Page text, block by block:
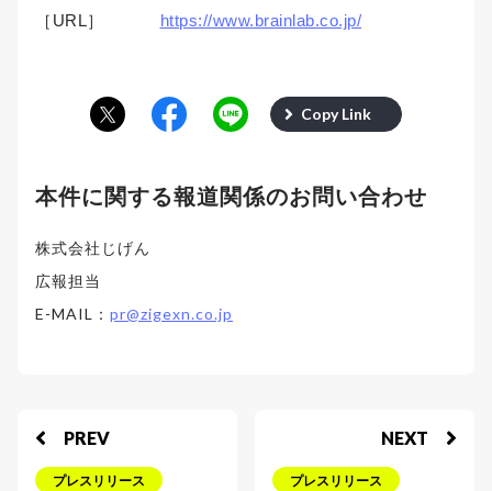
［URL］ https://www.brainlab.co.jp/
Copy Link
本件に関する報道関係のお問い合わせ
株式会社じげん
広報担当
E-MAIL： pr@zigexn.co.jp
PREV
プレスリリース
NEXT
プレスリリース